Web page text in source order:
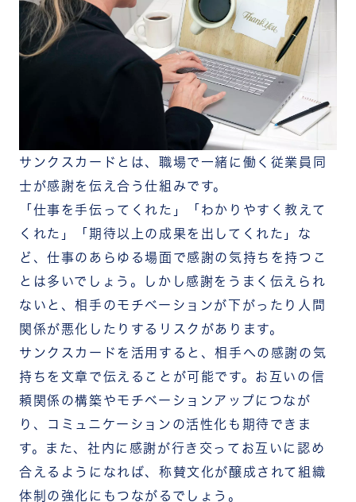
ト生命保険
称賛文化が根付いたことで「称賛・承認」のスコ
アアップ｜京福堂
称賛文化と努力の可視化により離職率・応対品質
ともに改善｜SBI証券
20年以上続く紙のサンクスカードからデジタル化
へ移行｜インパムシール
多職種が働く職場でサンクスカード送受信率の高
水準をキープ｜CLOVER DENTAL
部署を超えたコミュニケーションを加速｜協和キ
リン宇部工場
ンをサンクスカードが補助｜エンライズソリュー
ション
感謝を伝えるサンクスカードツール「RECOG」
サンクスカードとは、職場で一緒に働く従業員同
士が感謝を伝え合う仕組みです。
「仕事を手伝ってくれた」「わかりやすく教えて
くれた」「期待以上の成果を出してくれた」な
ど、仕事のあらゆる場面で感謝の気持ちを持つこ
とは多いでしょう。しかし感謝をうまく伝えられ
ないと、相手のモチベーションが下がったり人間
関係が悪化したりするリスクがあります。
サンクスカードを活用すると、相手への感謝の気
持ちを文章で伝えることが可能です。お互いの信
頼関係の構築やモチベーションアップにつなが
り、コミュニケーションの活性化も期待できま
す。また、社内に感謝が行き交ってお互いに認め
合えるようになれば、称賛文化が醸成されて組織
体制の強化にもつながるでしょう。